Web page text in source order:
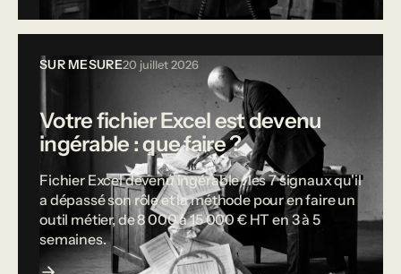
SUR MESURE20 juillet 2026
Votre fichier Excel est devenu
ingérable : que faire ?
Fichier Excel devenu ingérable : les 7 signaux qu'il
a dépassé son rôle et la méthode pour en faire un
outil métier, de 8 000 à 15 000 € HT en 3 à 5
semaines.